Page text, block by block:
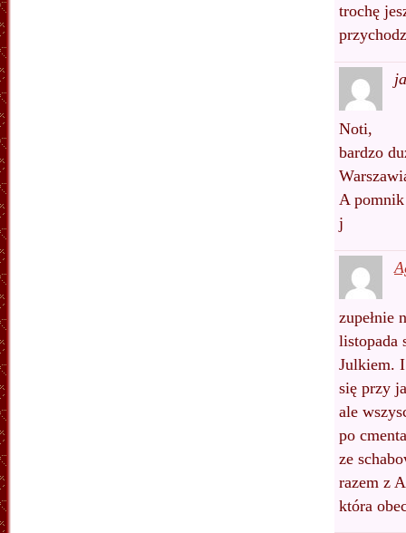
trochę
Noti,
bardzo
A
j
zupełnie
listopada
Julkiem.
się przy
ale
po
ze
razem z
która